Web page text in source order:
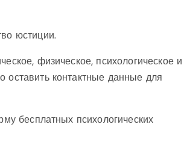
юстиции.
физическое, психологическое и
контактные данные для
бесплатных психологических